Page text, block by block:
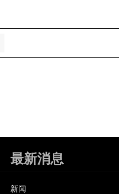
最新消息
新闻